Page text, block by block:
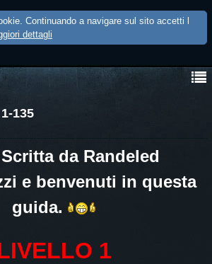
Continuando a navigare sul sito accetti l
dettagli
135
da Randeled
e benvenuti in questa
guida.
1